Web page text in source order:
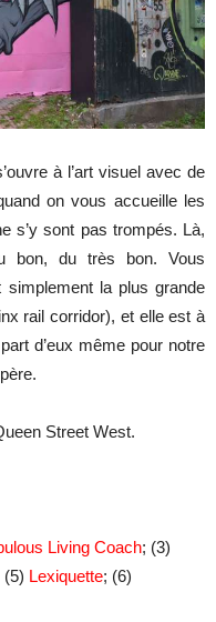
à l’art visuel avec de
on vous accueille les
s’y sont pas trompés. Là,
bon, du très bon. Vous
simplement la plus grande
rail corridor), et elle est à
d’eux même pour notre
Street West.
Living Coach; (3)
(5) Lexiquette; (6)